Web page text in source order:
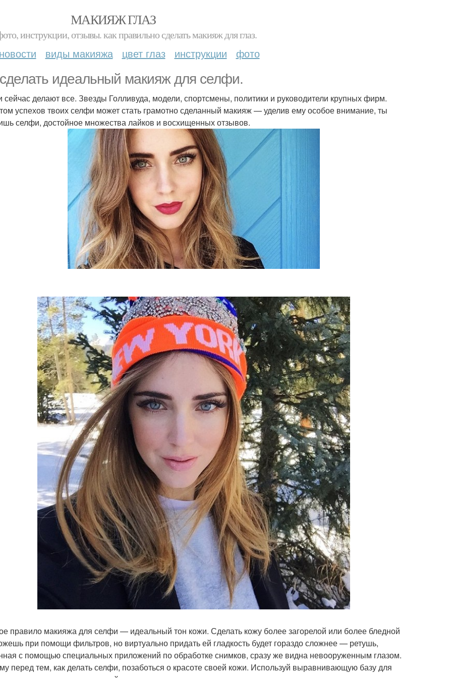
МАКИЯЖ ГЛАЗ
инструкции, отзывы. как правильно сделать макияж для глаз.
виды макияжа цвет глаз инструкции фото
идеальный макияж для селфи.
делают все. Звезды Голливуда, модели, спортсмены, политики и руководители крупных фирм.
успехов твоих селфи может стать грамотно сделанный макияж — уделив ему особое внимание, ты
селфи, достойное множества лайков и восхищенных отзывов.
правило макияжа для селфи — идеальный тон кожи. Сделать кожу более загорелой или более бледной
при помощи фильтров, но виртуально придать ей гладкость будет гораздо сложнее — ретушь,
с помощью специальных приложений по обработке снимков, сразу же видна невооруженным глазом.
перед тем, как делать селфи, позаботься о красоте своей кожи. Используй выравнивающую базу для